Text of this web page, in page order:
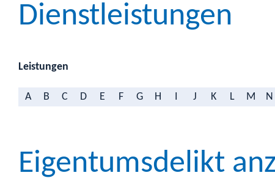
Dienstleistungen
Leistungen
A B C D E F G H J K L M N
Eigentumsdelikt